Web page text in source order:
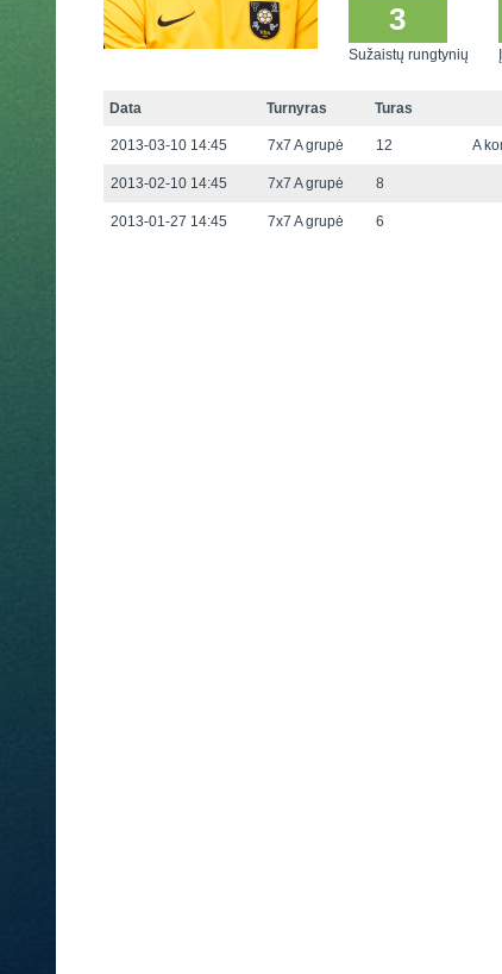
3
Sužaistų rungtynių
Data Turnyras Turas
2013-03-10 14:45 7x7 A grupė 12 A
2013-02-10 14:45 7x7 A grupė 8
2013-01-27 14:45 7x7 A grupė 6